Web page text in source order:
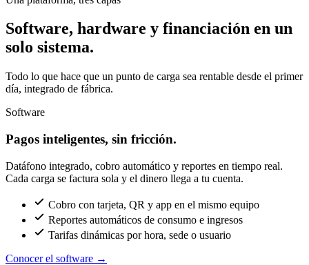
Software, hardware y financiación en un
solo sistema.
Todo lo que hace que un punto de carga sea rentable desde el primer
día, integrado de fábrica.
Software
Pagos inteligentes, sin fricción.
Datáfono integrado, cobro automático y reportes en tiempo real.
Cada carga se factura sola y el dinero llega a tu cuenta.
Cobro con tarjeta, QR y app en el mismo equipo
Reportes automáticos de consumo e ingresos
Tarifas dinámicas por hora, sede o usuario
Conocer el software →